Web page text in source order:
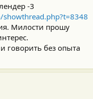
-3
Милости прошу
говорить без опыта